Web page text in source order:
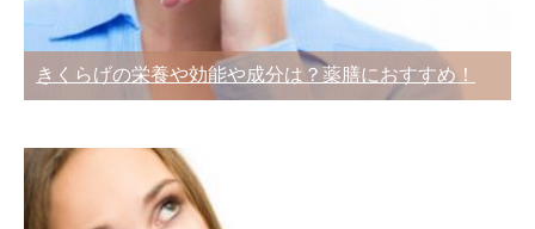
きくらげの栄養や効能や成分は？薬膳におすすめ！